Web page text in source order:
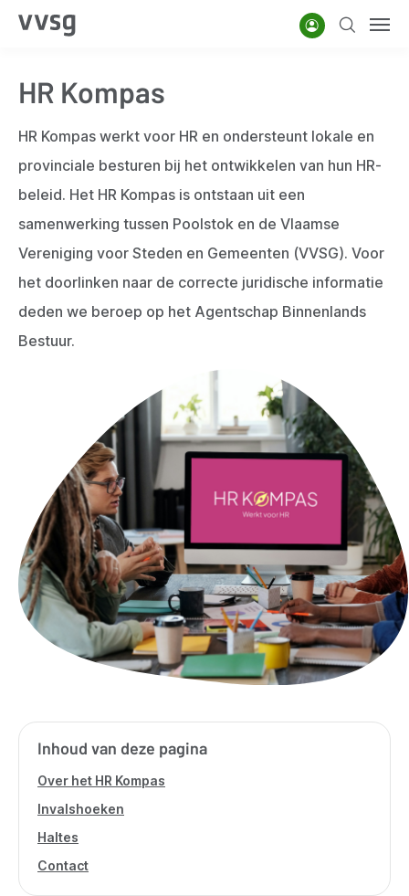
Overslaan
gaan
AccountZoeken
HR Kompas
HR Kompas werkt voor HR en ondersteunt lokale en
provinciale besturen bij het ontwikkelen van hun HR-
beleid. Het HR Kompas is ontstaan uit een
samenwerking tussen Poolstok en de Vlaamse
Vereniging voor Steden en Gemeenten (VVSG). Voor
het doorlinken naar de correcte juridische informatie
deden we beroep op het Agentschap Binnenlands
Bestuur.
Inhoud van deze pagina
Over het HR Kompas
Invalshoeken
Haltes
Contact